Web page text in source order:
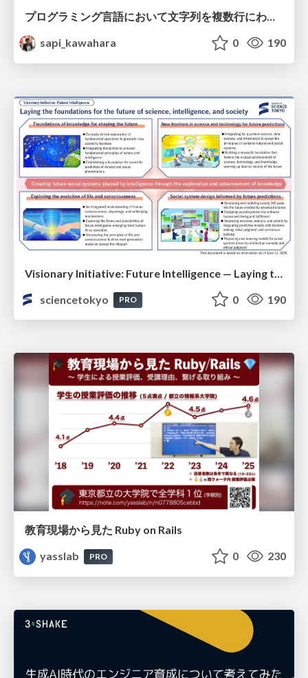
プログラミング言語において文字列を複数行にわたって だらだらと記載するアレ
sapi_kawahara
0 190
sciencetokyo
PRO 0 190
教育現場から見た Ruby on Rails
yasslab
PRO 0 230